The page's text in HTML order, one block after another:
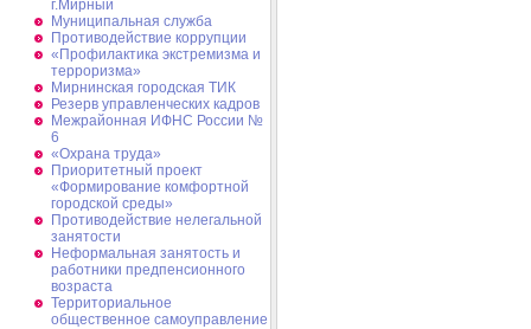
г.Мирный
Муниципальная cлужба
Противодействие коррупции
«Профилактика экстремизма и
терроризма»
Мирнинская городская ТИК
Резерв управленческих кадров
Межрайонная ИФНС России №
6
«Охрана труда»
Приоритетный проект
«Формирование комфортной
городской среды»
Противодействие нелегальной
занятости
Неформальная занятость и
работники предпенсионного
возраста
Территориальное
общественное самоуправление